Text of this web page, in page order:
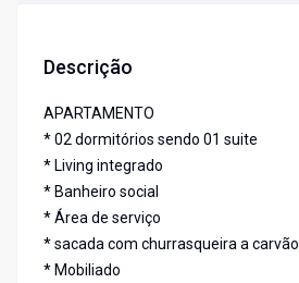
Descrição
APARTAMENTO
* 02 dormitórios sendo 01 suite
* Living integrado
* Banheiro social
* Área de serviço
* sacada com churrasqueira a carvão
* Mobiliado